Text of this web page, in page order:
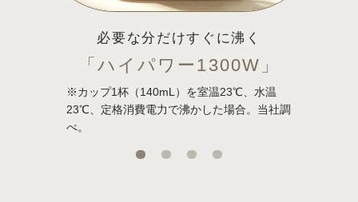
必要な分だけすぐに沸く
「ハイパワー1300W」
※カップ1杯（140mL）を室温23℃、水温
23℃、定格消費電力で沸かした場合。当社調
べ。